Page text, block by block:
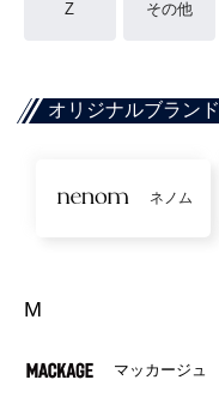
Z その他
オリジナルブランド
ネノム
M
マッカージュ